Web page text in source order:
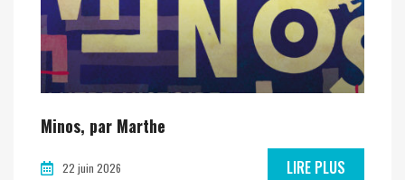
Minos, par Marthe
22 juin 2026 LIRE PLUS